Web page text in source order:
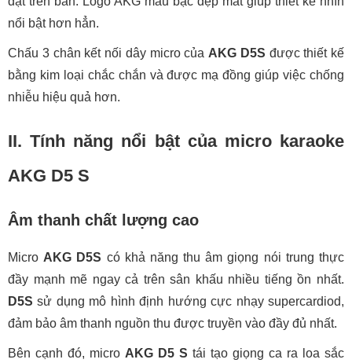
nổi bật hơn hẳn.
Chấu 3 chân kết nối dây micro của AKG D5S được thiết kế
bằng kim loại chắc chắn và được mạ đồng giúp việc chống
nhiễu hiệu quả hơn.
II. Tính năng nổi bật của micro karaoke
AKG D5 S
Âm thanh chất lượng cao
Micro AKG D5S có khả năng thu âm giọng nói trung thực
đầy mạnh mẽ ngay cả trên sân khấu nhiều tiếng ồn nhất.
D5S sử dụng mô hình định hướng cực nhạy supercardiod,
đảm bảo âm thanh nguồn thu được truyền vào đầy đủ nhất.
Bên cạnh đó, micro AKG D5 S tái tạo giọng ca ra loa sắc